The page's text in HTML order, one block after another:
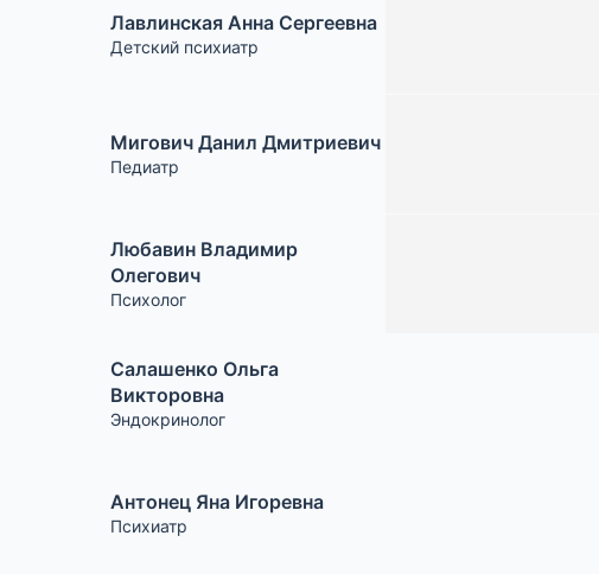
Лавлинская Анна Сергеевна
Детский психиатр
Мигович Данил Дмитриевич
Педиатр
Любавин Владимир
Олегович
Психолог
Салашенко Ольга
Викторовна
Эндокринолог
Антонец Яна Игоревна
Психиатр